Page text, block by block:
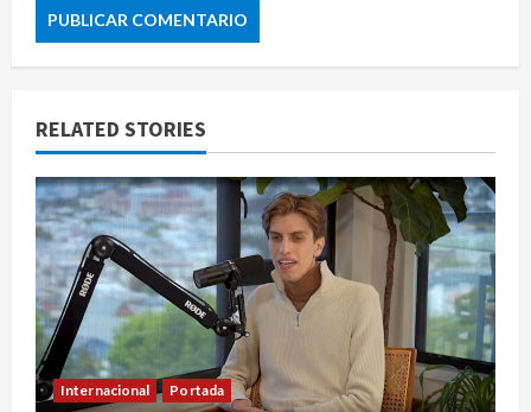
RELATED STORIES
Internacional Portada